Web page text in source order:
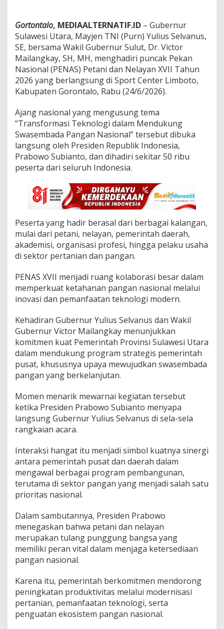
u
s
d
i
P
E
A
S
V
I
,
I
s
y
r
a
t
K
u
t
S
i
e
g
i
u
s
t
d
a
n
e
r
a
Gortontalo, MEDIAALTERNATIF.ID – Gubernur
Sulawesi Utara, Mayjen TNI (Purn) Yulius Selvanus,
SE, bersama Wakil Gubernur Sulut, Dr. Victor
Mailangkay, SH, MH, menghadiri puncak Pekan
Nasional (PENAS) Petani dan Nelayan XVII Tahun
2026 yang berlangsung di Sport Center Limboto,
Kabupaten Gorontalo, Rabu (24/6/2026).
‎Ajang nasional yang mengusung tema
“Transformasi Teknologi dalam Mendukung
Swasembada Pangan Nasional” tersebut dibuka
langsung oleh Presiden Republik Indonesia,
Prabowo Subianto, dan dihadiri sekitar 50 ribu
peserta dari seluruh Indonesia.
Peserta yang hadir berasal dari berbagai kalangan,
mulai dari petani, nelayan, pemerintah daerah,
akademisi, organisasi profesi, hingga pelaku usaha
di sektor pertanian dan pangan.
PENAS XVII menjadi ruang kolaborasi besar dalam
memperkuat ketahanan pangan nasional melalui
inovasi dan pemanfaatan teknologi modern.
Kehadiran Gubernur Yulius Selvanus dan Wakil
Gubernur Victor Mailangkay menunjukkan
komitmen kuat Pemerintah Provinsi Sulawesi Utara
dalam mendukung program strategis pemerintah
pusat, khususnya upaya mewujudkan swasembada
pangan yang berkelanjutan.
Momen menarik mewarnai kegiatan tersebut
ketika Presiden Prabowo Subianto menyapa
langsung Gubernur Yulius Selvanus di sela-sela
rangkaian acara.
Interaksi hangat itu menjadi simbol kuatnya sinergi
antara pemerintah pusat dan daerah dalam
mengawal berbagai program pembangunan,
terutama di sektor pangan yang menjadi salah satu
prioritas nasional.
Dalam sambutannya, Presiden Prabowo
menegaskan bahwa petani dan nelayan
merupakan tulang punggung bangsa yang
memiliki peran vital dalam menjaga ketersediaan
pangan nasional.
Karena itu, pemerintah berkomitmen mendorong
peningkatan produktivitas melalui modernisasi
pertanian, pemanfaatan teknologi, serta
penguatan ekosistem pangan nasional.